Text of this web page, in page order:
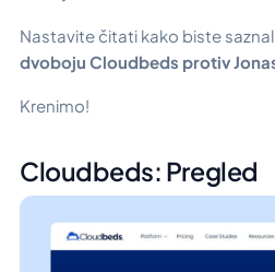
Nastavite čitati kako biste
dvoboju Cloudbeds protiv
Krenimo!
Cloudbeds: Pregled